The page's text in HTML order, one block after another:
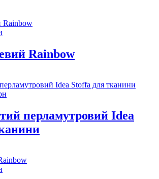
Rainbow
перламутровий Idea